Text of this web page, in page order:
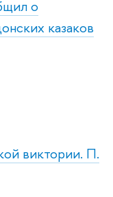
о
казаков
виктории. П.